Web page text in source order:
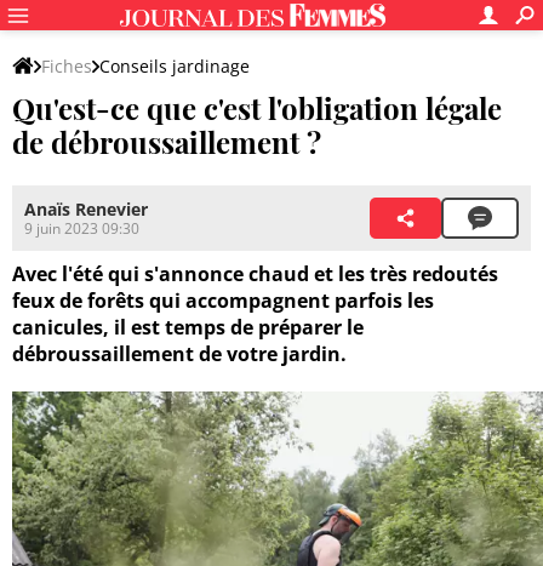
Fiches Conseils jardinage
Entretien du jardin et des végétaux Entretien du jardin
Qu'est-ce que c'est l'obligation légale
de débroussaillement ?
Anaïs Renevier
9 juin 2023 09:30
Avec l'été qui s'annonce chaud et les très redoutés
feux de forêts qui accompagnent parfois les
canicules, il est temps de préparer le
débroussaillement de votre jardin.